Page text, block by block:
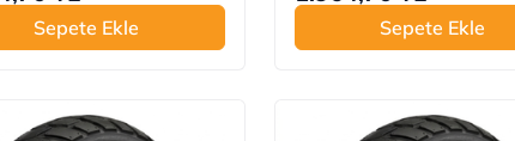
Sepete Ekle Sepete Ekle